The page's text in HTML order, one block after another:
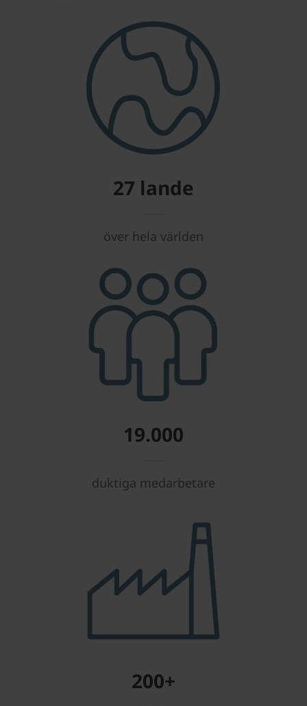
27 lande
över hela världen
19.000
duktiga medarbetare
200+